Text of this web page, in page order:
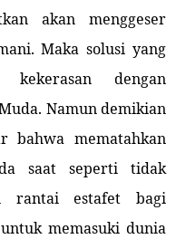
akan menggeser
Maka solusi yang
dengan
Namun demikian
bahwa mematahkan
saat seperti tidak
rantai estafet bagi
memasuki dunia